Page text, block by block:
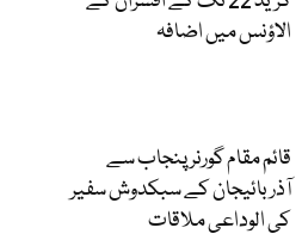
الاؤنس میں اضافہ
قائم مقام گورنر پنجاب سے
آذربائیجان کے سبکدوش سفیر
کی الوداعی ملاقات